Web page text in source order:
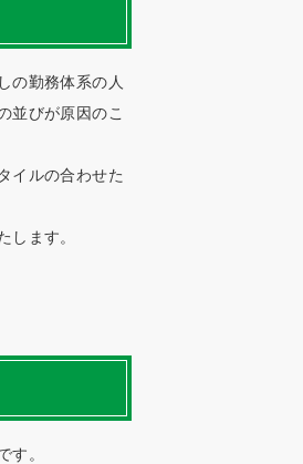
の勤務体系の人
並びが原因のこ
イルの合わせた
します。
す。